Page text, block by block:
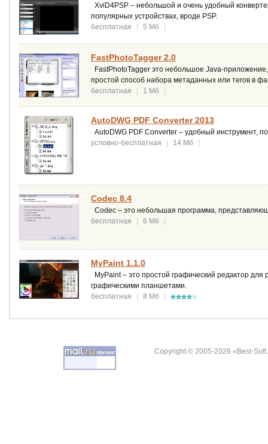
XviD4PSP – небольшой и очень удобный
популярных устройствах, вроде PSP.
бесплатная
| 5 Мб |
FastPhotoTagger 2.0
FastPhotoTagger это небольшое Java-
простой способ набора метаданных или тегов в
бесплатная
| 1 Мб |
AutoDWG PDF Converter 2013
AutoDWG PDF Converter – удобный инструмент,
условно-бесплатная
| 14 Мб |
Codec 8.4
Codec – это небольшая программа,
бесплатная
| 6 Мб |
MyPaint 1.1.0
MyPaint – это простой графический редактор
графическими планшетами.
бесплатная
| 8 Мб |
Copyright © 2005-2026 «Best-